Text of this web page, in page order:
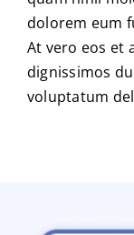
dolorem eum
At vero eos et
dignissimos
voluptatum